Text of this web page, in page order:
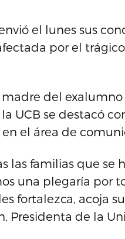
el lunes sus
por el
del exalumno
UCB se destacó
el área de
las familias que se
una plegaría por
fortalezca, acoja
Presidenta de la